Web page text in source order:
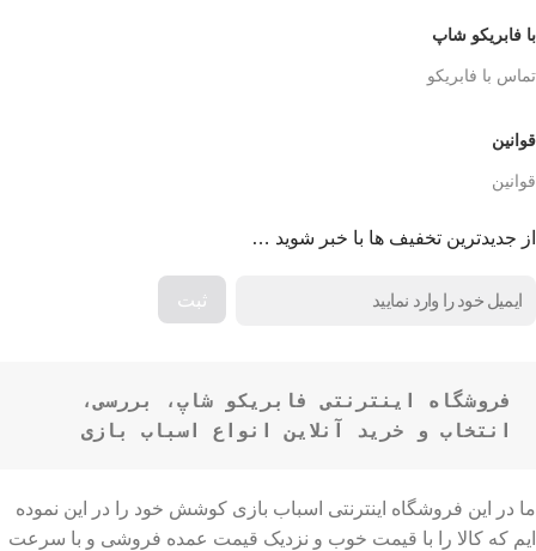
با فابریکو شاپ
تماس با فابریکو
قوانین
قوانین
از جدیدترین تخفیف ها با خبر شوید …
انتخاب و خرید آنلاین انواع اسباب بازی
ما در این فروشگاه اینترنتی اسباب بازی کوشش خود را در این نموده
ایم که کالا را با قیمت خوب و نزدیک قیمت عمده فروشی و با سرعت